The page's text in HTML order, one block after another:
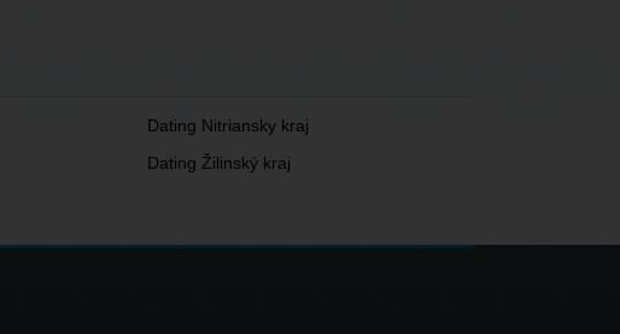
Dating Nitriansky kraj
Dating Žilinský kraj